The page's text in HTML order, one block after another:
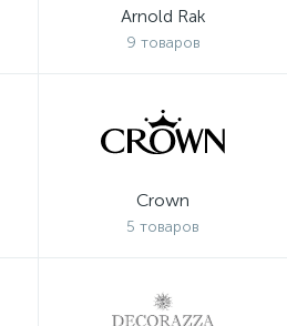
Arnold Rak
9 товаров
Crown
5 товаров